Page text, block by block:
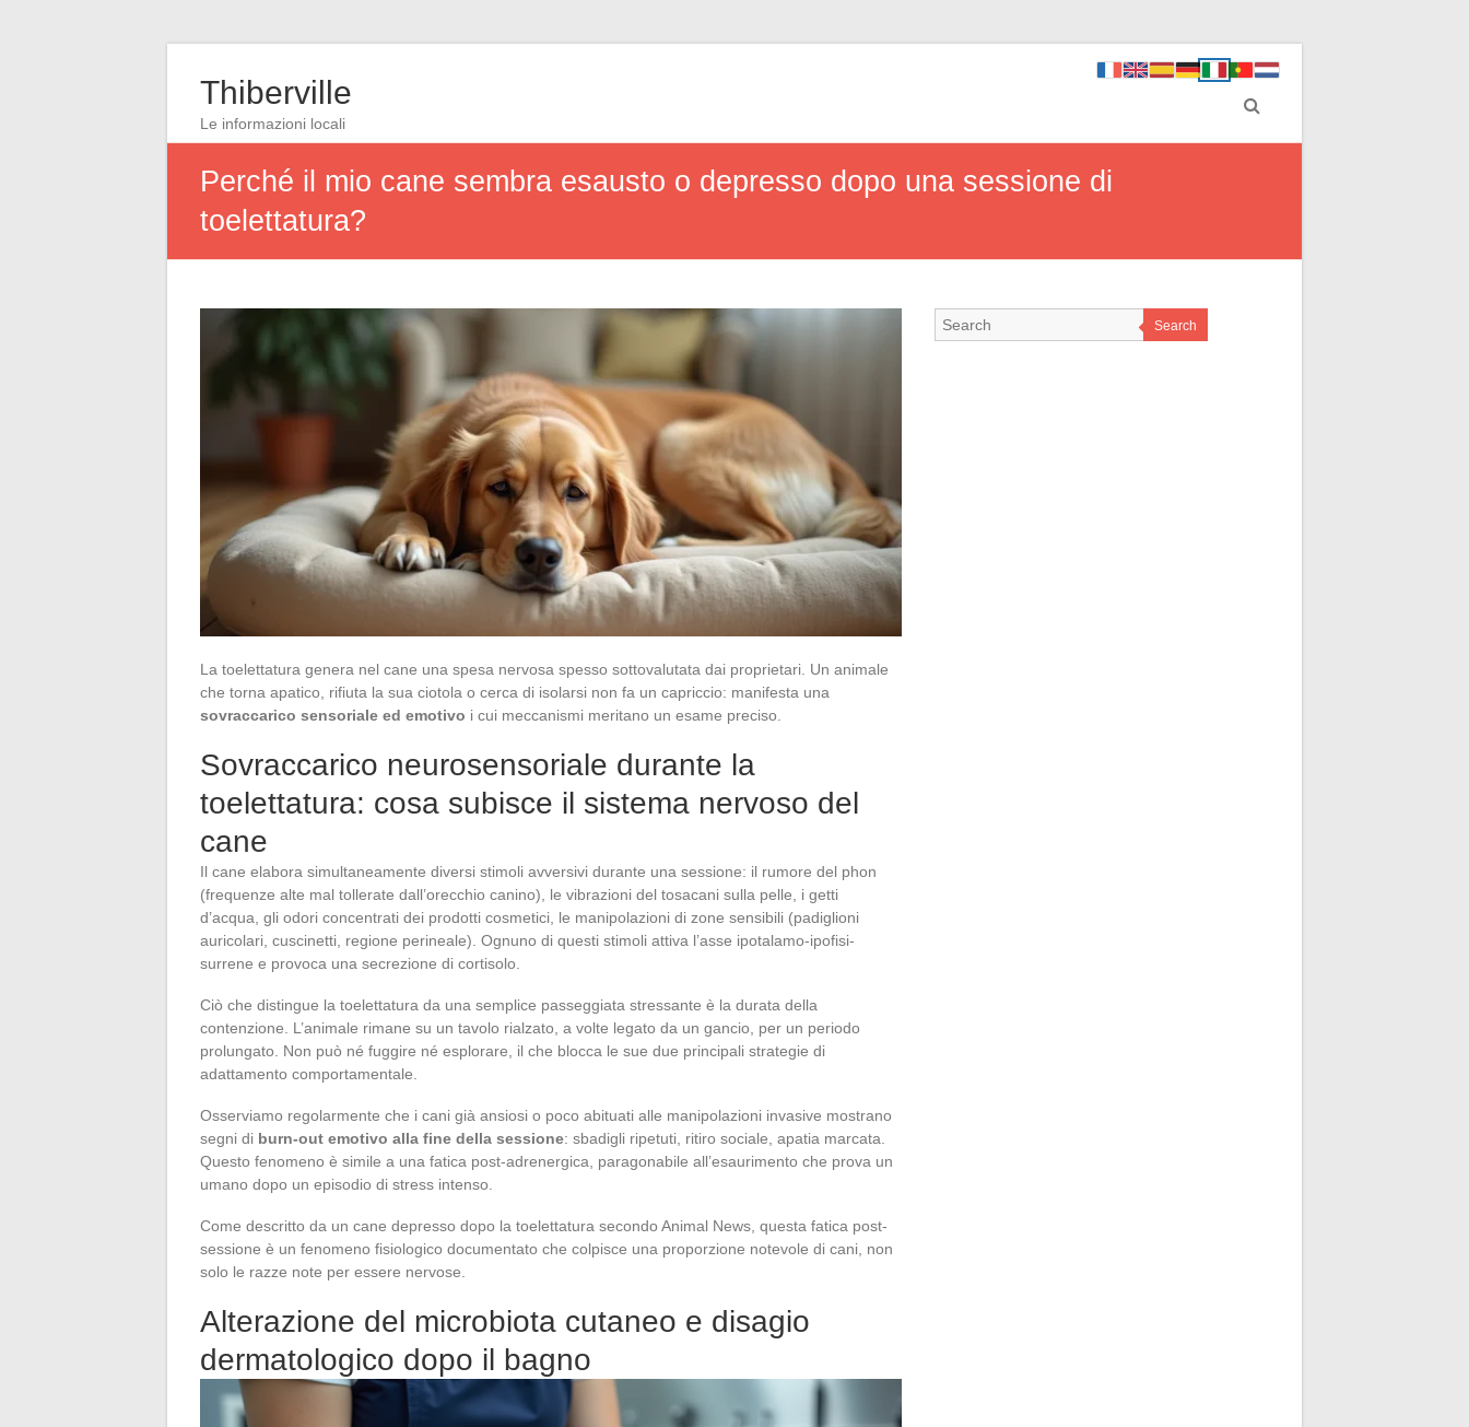
Thiberville
Le informazioni locali
Perché il mio cane sembra esausto o depresso dopo una sessione di
toelettatura?
La toelettatura genera nel cane una spesa nervosa spesso sottovalutata dai proprietari. Un animale
che torna apatico, rifiuta la sua ciotola o cerca di isolarsi non fa un capriccio: manifesta una
sovraccarico sensoriale ed emotivo i cui meccanismi meritano un esame preciso.
Sovraccarico neurosensoriale durante la
toelettatura: cosa subisce il sistema nervoso del
cane
Il cane elabora simultaneamente diversi stimoli avversivi durante una sessione: il rumore del phon
(frequenze alte mal tollerate dall’orecchio canino), le vibrazioni del tosacani sulla pelle, i getti
d’acqua, gli odori concentrati dei prodotti cosmetici, le manipolazioni di zone sensibili (padiglioni
auricolari, cuscinetti, regione perineale). Ognuno di questi stimoli attiva l’asse ipotalamo-ipofisi-
surrene e provoca una secrezione di cortisolo.
Ciò che distingue la toelettatura da una semplice passeggiata stressante è la durata della
contenzione. L’animale rimane su un tavolo rialzato, a volte legato da un gancio, per un periodo
prolungato. Non può né fuggire né esplorare, il che blocca le sue due principali strategie di
adattamento comportamentale.
Osserviamo regolarmente che i cani già ansiosi o poco abituati alle manipolazioni invasive mostrano
segni di burn-out emotivo alla fine della sessione: sbadigli ripetuti, ritiro sociale, apatia marcata.
Questo fenomeno è simile a una fatica post-adrenergica, paragonabile all’esaurimento che prova un
umano dopo un episodio di stress intenso.
Come descritto da un cane depresso dopo la toelettatura secondo Animal News, questa fatica post-
sessione è un fenomeno fisiologico documentato che colpisce una proporzione notevole di cani, non
solo le razze note per essere nervose.
Alterazione del microbiota cutaneo e disagio
dermatologico dopo il bagno
Search